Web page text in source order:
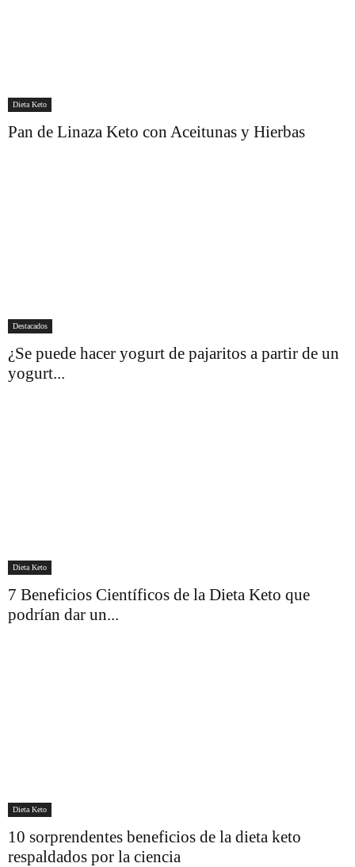
Dieta Keto
Pan de Linaza Keto con Aceitunas y Hierbas
Destacados
¿Se puede hacer yogurt de pajaritos a partir de un
yogurt...
Dieta Keto
7 Beneficios Científicos de la Dieta Keto que
podrían dar un...
Dieta Keto
10 sorprendentes beneficios de la dieta keto
respaldados por la ciencia